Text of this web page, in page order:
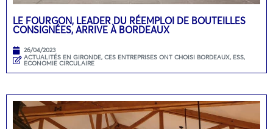
LE FOURGON, LEADER DU RÉEMPLOI DE BOUTEILLES
CONSIGNÉES, ARRIVE À BORDEAUX
26/04/2023
ACTUALITÉS EN GIRONDE, CES ENTREPRISES ONT CHOISI BORDEAUX, ESS,
ECONOMIE CIRCULAIRE